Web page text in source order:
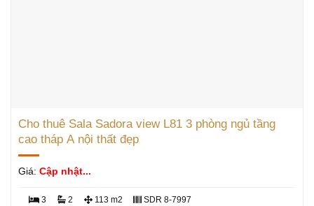
Cho thuê Sala Sadora view L81 3 phòng ngủ tầng
cao tháp A nội thất đẹp
Giá: Cập nhật...
3 2 113 m2 SDR 8-7997